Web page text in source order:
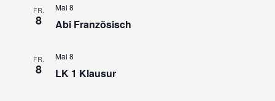
FR.
8 Abi Französisch
Mai 8
FR.
8 LK 1 Klausur
Mai 8